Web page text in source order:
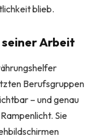
blieb.
Arbeit
Berufsgruppen
– und genau
Sie